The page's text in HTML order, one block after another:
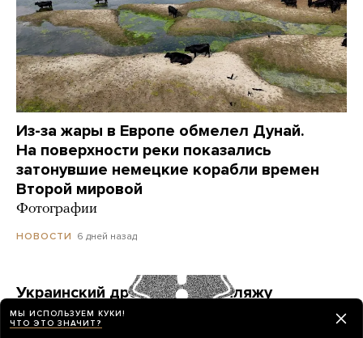
Из-за жары в Европе обмелел Дунай.
На поверхности реки показались
затонувшие немецкие корабли времен
Второй мировой
Фотографии
НОВОСТИ 6 дней назад
Украинский дрон попал по пляжу
в Геленджике. Куда он летел? Его сбили?
Точных ответов нет. Но недалеко от места
МЫ ИСПОЛЬЗУЕМ КУКИ!
ЧТО ЭТО ЗНАЧИТ?